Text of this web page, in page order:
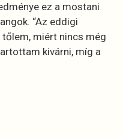
ez a mostani
“Az eddigi
miért nincs még
kivárni, míg a